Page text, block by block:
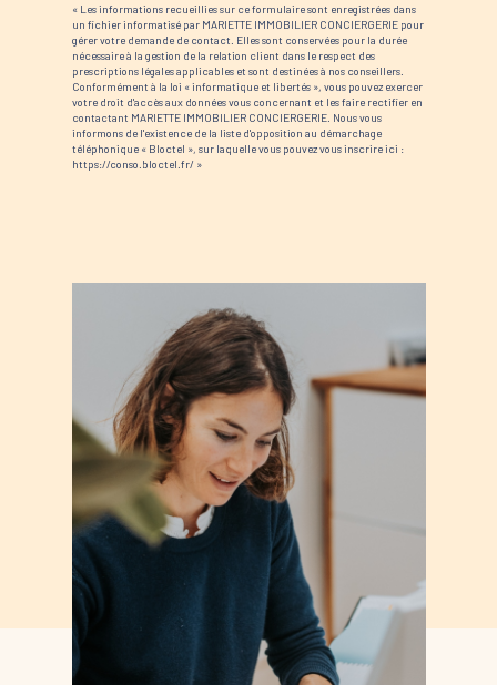
« Les informations recueillies sur ce formulaire sont enregistrées dans
un fichier informatisé par MARIETTE IMMOBILIER CONCIERGERIE pour
gérer votre demande de contact. Elles sont conservées pour la durée
nécessaire à la gestion de la relation client dans le respect des
prescriptions légales applicables et sont destinées à nos conseillers.
Conformément à la loi « informatique et libertés », vous pouvez exercer
votre droit d'accès aux données vous concernant et les faire rectifier en
contactant MARIETTE IMMOBILIER CONCIERGERIE. Nous vous
informons de l'existence de la liste d'opposition au démarchage
téléphonique « Bloctel », sur laquelle vous pouvez vous inscrire ici :
https://conso.bloctel.fr/ »